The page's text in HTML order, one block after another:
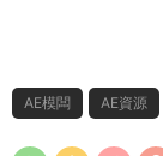
AE模闆 AE資源